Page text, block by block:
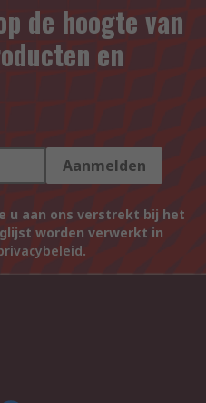
de hoogte van
en
Aanmelden
u aan ons verstrekt bij het
worden verwerkt in
.